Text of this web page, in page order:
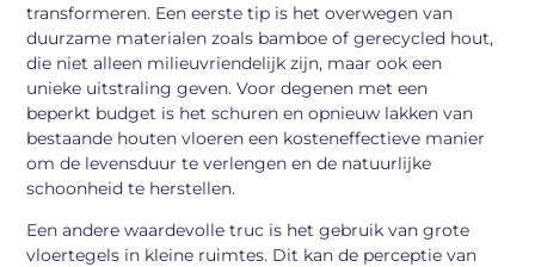
transformeren. Een eerste tip is het overwegen van
duurzame materialen zoals bamboe of gerecycled hout,
die niet alleen milieuvriendelijk zijn, maar ook een
unieke uitstraling geven. Voor degenen met een
beperkt budget is het schuren en opnieuw lakken van
bestaande houten vloeren een kosteneffectieve manier
om de levensduur te verlengen en de natuurlijke
schoonheid te herstellen.
Een andere waardevolle truc is het gebruik van grote
vloertegels in kleine ruimtes. Dit kan de perceptie van